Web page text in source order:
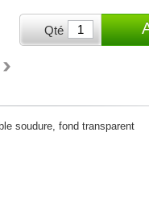
Qté
soudure, fond transparent